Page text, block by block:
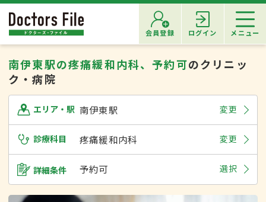
会員登録 ログイン メニュー
南伊東駅の疼痛緩和内科、予約可のクリニッ
ク・病院
エリア・駅 南伊東駅 変更
診療科目 疼痛緩和内科 変更
詳細条件 予約可 選択